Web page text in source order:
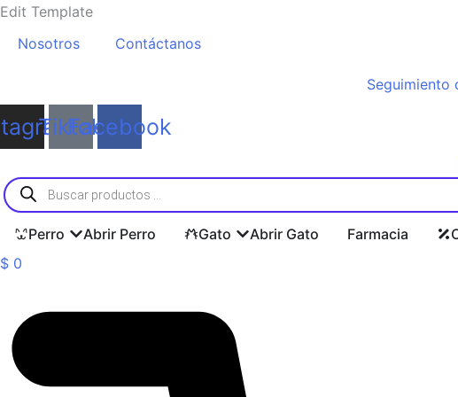
Ir
Edit Template
Nosotros
Contáctanos
Seguimiento
Tiktok
Facebook
Búsqueda
de
productos
Perro Abrir Perro Gato Abrir Gato Farmacia
$ 0